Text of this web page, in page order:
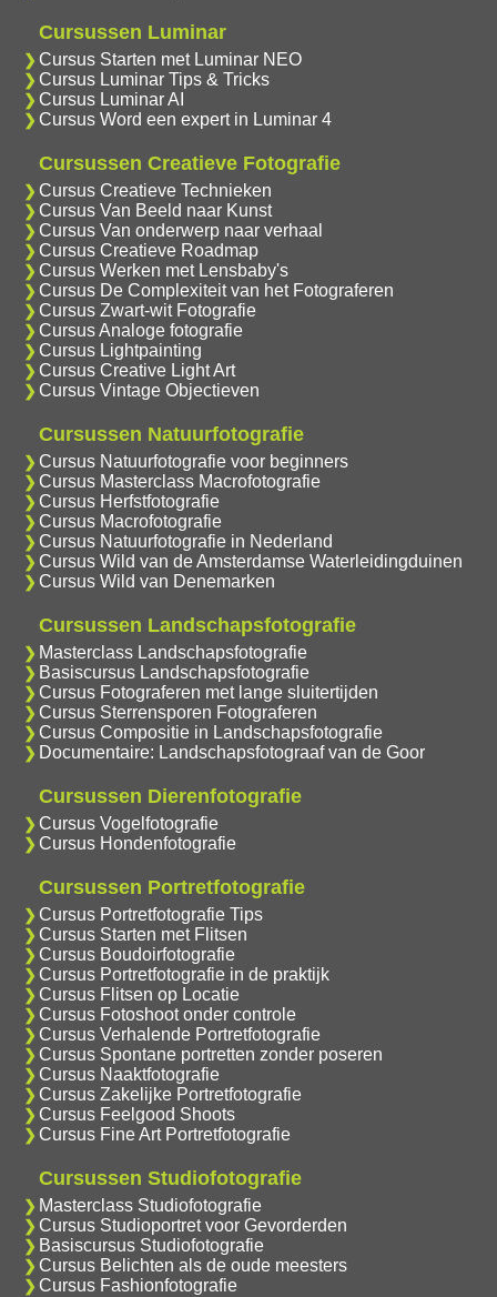
Cursussen Luminar
Cursus Starten met Luminar NEO
Cursus Luminar Tips & Tricks
Cursus Luminar AI
Cursus Word een expert in Luminar 4
Cursussen Creatieve Fotografie
Cursus Creatieve Technieken
Cursus Van Beeld naar Kunst
Cursus Van onderwerp naar verhaal
Cursus Creatieve Roadmap
Cursus Werken met Lensbaby's
Cursus De Complexiteit van het Fotograferen
Cursus Zwart-wit Fotografie
Cursus Analoge fotografie
Cursus Lightpainting
Cursus Creative Light Art
Cursus Vintage Objectieven
Cursussen Natuurfotografie
Cursus Natuurfotografie voor beginners
Cursus Masterclass Macrofotografie
Cursus Herfstfotografie
Cursus Macrofotografie
Cursus Natuurfotografie in Nederland
Cursus Wild van de Amsterdamse Waterleidingduinen
Cursus Wild van Denemarken
Cursussen Landschapsfotografie
Masterclass Landschapsfotografie
Basiscursus Landschapsfotografie
Cursus Fotograferen met lange sluitertijden
Cursus Sterrensporen Fotograferen
Cursus Compositie in Landschapsfotografie
Documentaire: Landschapsfotograaf van de Goor
Cursussen Dierenfotografie
Cursus Vogelfotografie
Cursus Hondenfotografie
Cursussen Portretfotografie
Cursus Portretfotografie Tips
Cursus Starten met Flitsen
Cursus Boudoirfotografie
Cursus Portretfotografie in de praktijk
Cursus Flitsen op Locatie
Cursus Fotoshoot onder controle
Cursus Verhalende Portretfotografie
Cursus Spontane portretten zonder poseren
Cursus Naaktfotografie
Cursus Zakelijke Portretfotografie
Cursus Feelgood Shoots
Cursus Fine Art Portretfotografie
Cursussen Studiofotografie
Masterclass Studiofotografie
Cursus Studioportret voor Gevorderden
Basiscursus Studiofotografie
Cursus Belichten als de oude meesters
Cursus Fashionfotografie